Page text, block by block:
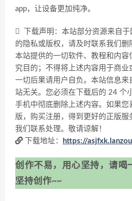
app，让设备更加纯净。
下载声明：本站部分资源来自
的隐私或版权，请及时联系我们删
本站提供的一切软件、教程和内容
究目的；不得将上述内容用于商业
一切后果请用户自负。本站信息来
站无关。您必须在下载后的 24 个
手机中彻底删除上述内容。如果您
版，购买注册，得到更好的正版服
我们联系处理。敬请谅解！
下载地址：
https://
创作不易，用心坚持，请喝
坚持创作~~